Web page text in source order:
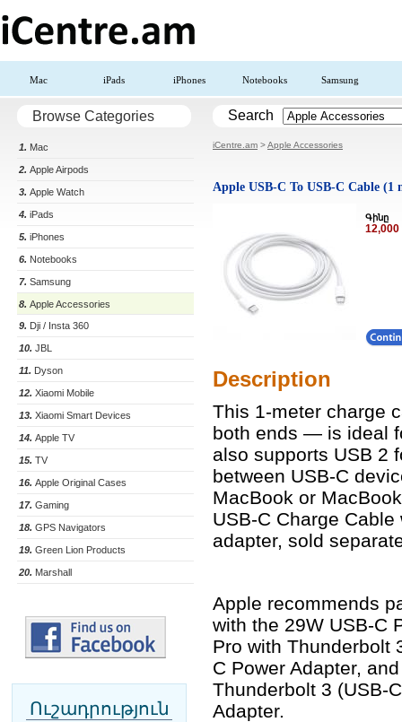
Mac iPads iPhones Notebooks Samsung
Browse Categories
1. Mac
2. Apple Airpods
3. Apple Watch
4. iPads
5. iPhones
6. Notebooks
7. Samsung
8. Apple Accessories
9. Dji / Insta 360
10. JBL
11. Dyson
12. Xiaomi Mobile
13. Xiaomi Smart Devices
14. Apple TV
15. TV
16. Apple Original Cases
17. Gaming
18. GPS Navigators
19. Green Lion Products
20. Marshall
Ուշադրություն
Search
iCentre.am >Apple Accessories
Apple USB-C To USB-C Cable (1
Գինը
Description
This 1-meter charge
both ends — is ideal
also supports USB 2
between USB-C
MacBook or
USB-C Charge
adapter, sold
Apple recommends
with the 29W USB-C
Pro with Thunderbolt
C Power Adapter,
Thunderbolt 3 (USB-
Adapter.